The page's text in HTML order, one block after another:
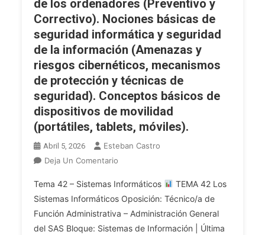
De
Un
Ordenador:
Conceptos
Básicos,
Elementos,
Clasificación
Funcionalidades,
Sistemas
Operativos.
De
Los
Ordenadores
(Preventivo
de los ordenadores (Preventivo y
Correctivo). Nociones básicas de
seguridad informática y seguridad
de la información (Amenazas y
riesgos cibernéticos, mecanismos
de protección y técnicas de
seguridad). Conceptos básicos de
dispositivos de movilidad
(portátiles, tablets, móviles).
Abril 5, 2026
Esteban Castro
Deja Un Comentario
ADM
GRAL.
Tema
42.
Tema 42 – Sistemas Informáticos
TEMA 42 Los
Sistemas Informáticos Oposición: Técnico/a de
Función Administrativa – Administración General
del SAS Bloque: Sistemas de Información | Última